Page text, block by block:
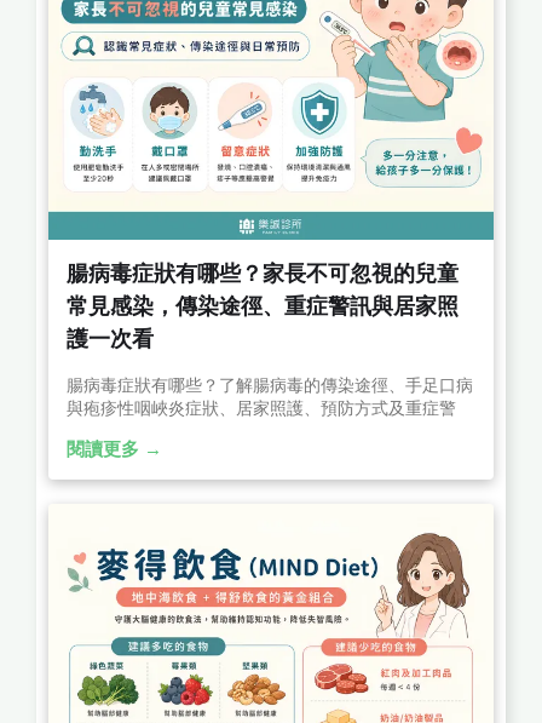
腸病毒症狀有哪些？家長不可忽視的兒童
常見感染，傳染途徑、重症警訊與居家照
護一次看
腸病毒症狀有哪些？了解腸病毒的傳染途徑、手足口病
與疱疹性咽峽炎症狀、居家照護、預防方式及重症警
及早就醫評估。
閱讀更多 →